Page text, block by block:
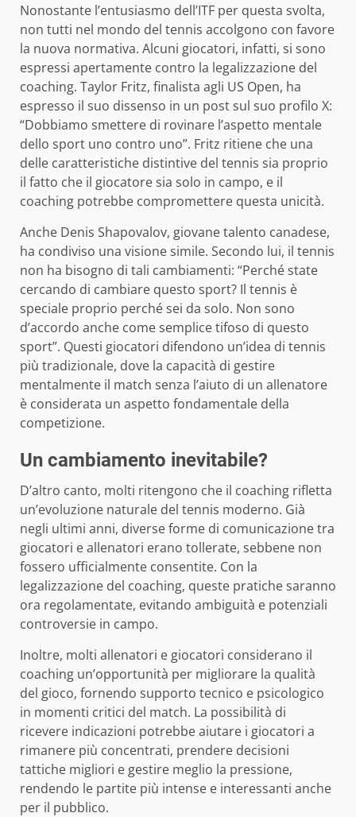
Nonostante l’entusiasmo dell’ITF per questa svolta,
non tutti nel mondo del tennis accolgono con favore
la nuova normativa. Alcuni giocatori, infatti, si sono
espressi apertamente contro la legalizzazione del
coaching. Taylor Fritz, finalista agli US Open, ha
espresso il suo dissenso in un post sul suo profilo X:
“Dobbiamo smettere di rovinare l’aspetto mentale
dello sport uno contro uno”. Fritz ritiene che una
delle caratteristiche distintive del tennis sia proprio
il fatto che il giocatore sia solo in campo, e il
coaching potrebbe compromettere questa unicità.
Anche Denis Shapovalov, giovane talento canadese,
ha condiviso una visione simile. Secondo lui, il tennis
non ha bisogno di tali cambiamenti: “Perché state
cercando di cambiare questo sport? Il tennis è
speciale proprio perché sei da solo. Non sono
d’accordo anche come semplice tifoso di questo
sport”. Questi giocatori difendono un’idea di tennis
più tradizionale, dove la capacità di gestire
mentalmente il match senza l’aiuto di un allenatore
è considerata un aspetto fondamentale della
competizione.
Un cambiamento inevitabile?
D’altro canto, molti ritengono che il coaching rifletta
un’evoluzione naturale del tennis moderno. Già
negli ultimi anni, diverse forme di comunicazione tra
giocatori e allenatori erano tollerate, sebbene non
fossero ufficialmente consentite. Con la
legalizzazione del coaching, queste pratiche saranno
ora regolamentate, evitando ambiguità e potenziali
controversie in campo.
Inoltre, molti allenatori e giocatori considerano il
coaching un’opportunità per migliorare la qualità
del gioco, fornendo supporto tecnico e psicologico
in momenti critici del match. La possibilità di
ricevere indicazioni potrebbe aiutare i giocatori a
rimanere più concentrati, prendere decisioni
tattiche migliori e gestire meglio la pressione,
rendendo le partite più intense e interessanti anche
per il pubblico.